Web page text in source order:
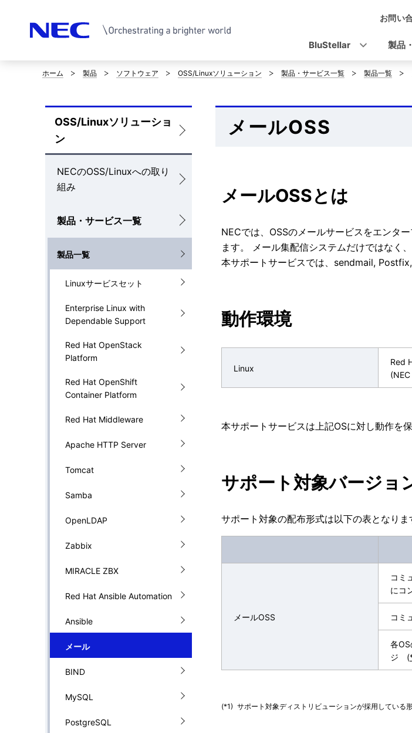
ゲ
シ
ョ
お問い
BluStellar 製品
サ
イ
ト
内
位
ホーム 製品 ソフトウェア OSS/Linuxソリューション 製品・サービス一覧 製品一覧
ロ
ー
カ
ナ
ビ
ゲ
OSS/Linuxソリューショ
ン
NECのOSS/Linuxへの取り
組み
製品・サービス一覧
製品一覧
Linuxサービスセット
Enterprise Linux with
Dependable Support
Red Hat OpenStack
Platform
Red Hat OpenShift
Container Platform
Red Hat Middleware
Apache HTTP Server
Tomcat
Samba
OpenLDAP
Zabbix
MIRACLE ZBX
Red Hat Ansible Automation
Ansible
メール
BIND
MySQL
PostgreSQL
メールOSS
メールOSSとは
NECでは、OSSのメールサービスをエンタ
ます。 メール集配信システムだけではなく
本サポートサービスでは、sendmail,
動作環境
Linux
Red
本サポートサービスは上記OSに対し動作を
サポート対象バージョ
サポート対象の配布形式は以下の表となりま
メールOSS
コミ
にコ
コミ
各
ジ (
(*1) サポート対象ディストリビューションが採用している